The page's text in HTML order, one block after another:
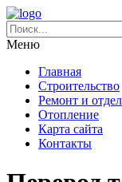
Меню
Главная
Строительство
Ремонт и
Отопление
Карта сайта
Контакты